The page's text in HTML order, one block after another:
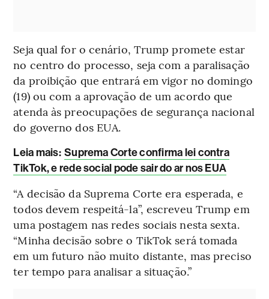
Seja qual for o cenário, Trump promete estar
no centro do processo, seja com a paralisação
da proibição que entrará em vigor no domingo
(19) ou com a aprovação de um acordo que
atenda às preocupações de segurança nacional
do governo dos EUA.
Leia mais: Suprema Corte confirma lei contra
TikTok, e rede social pode sair do ar nos EUA
“A decisão da Suprema Corte era esperada, e
todos devem respeitá-la”, escreveu Trump em
uma postagem nas redes sociais nesta sexta.
“Minha decisão sobre o TikTok será tomada
em um futuro não muito distante, mas preciso
ter tempo para analisar a situação.”